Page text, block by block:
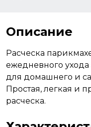
Описание
Расческа
ежедневного ухода
для домашнего и
Простая, легкая и
расческа.